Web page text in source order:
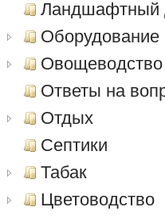
Ландшафтный
Оборудование
Овощеводство
Ответы на
Отдых
Септики
Табак
Цветоводство